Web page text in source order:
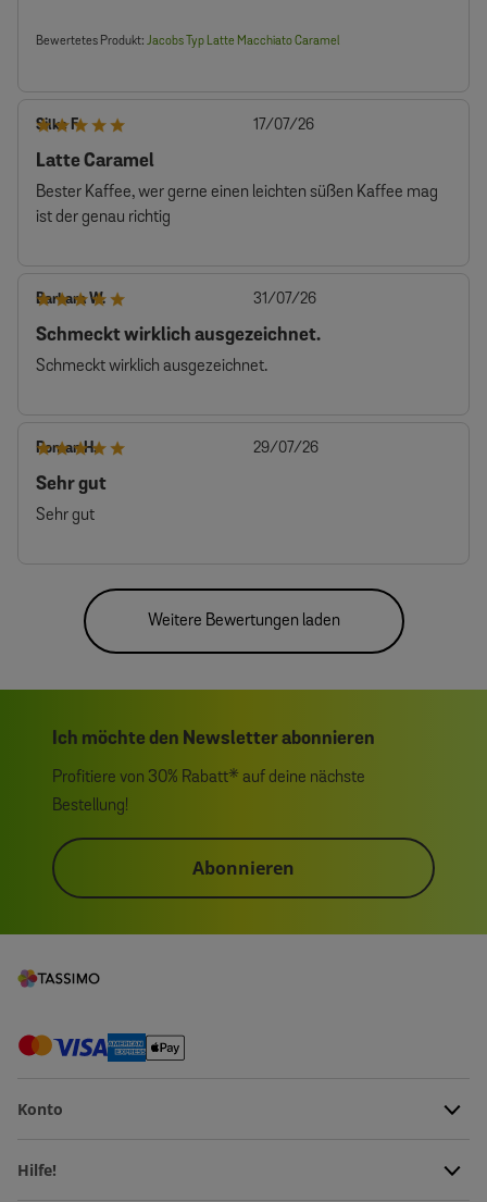
Bewertetes Produkt: Jacobs Typ Latte Macchiato Caramel
Silke F.
Latte Caramel
Bester Kaffee, wer gerne einen leichten süßen Kaffee mag
ist der genau richtig
Veröffentlichungsdatum
17/07/26
Barbara W.
Schmeckt wirklich ausgezeichnet.
Schmeckt wirklich ausgezeichnet.
Veröffentlichungsdatum
31/07/26
Roman H.
Sehr gut
Sehr gut
Veröffentlichungsdatum
29/07/26
Weitere Bewertungen laden
Ich möchte den Newsletter abonnieren
Profitiere von 30% Rabatt* auf deine nächste
Bestellung!
Abonnieren
Konto
Hilfe!